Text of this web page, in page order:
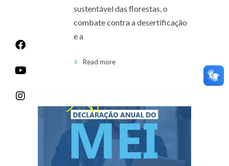
sustentável das florestas, o
combate contra a desertificação
e a
Read more